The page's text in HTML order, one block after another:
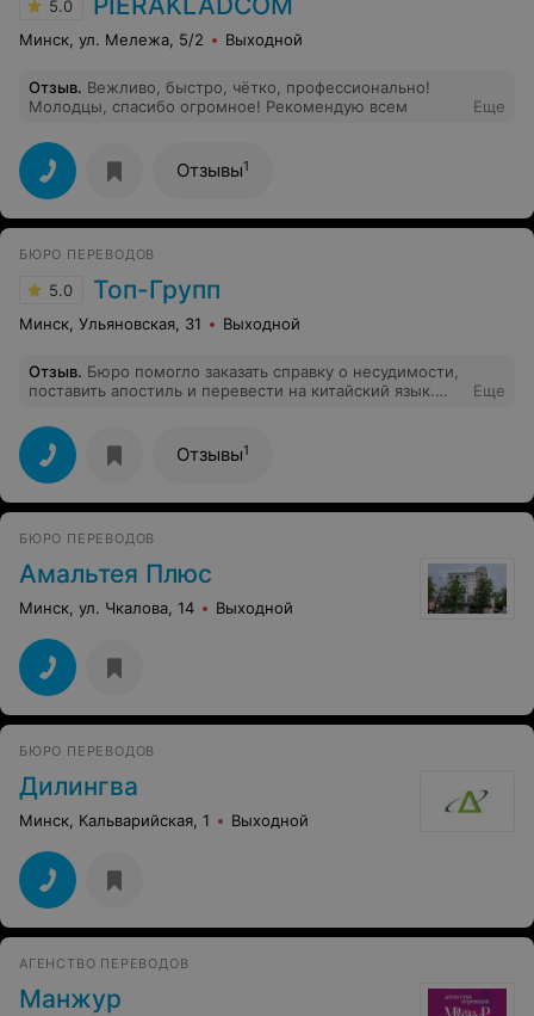
5.0
Минск, ул. Мележа, 5/2 Выходной
Отзыв. Вежливо, быстро, чётко, профессионально!
Молодцы, спасибо огромное! Рекомендую всем
Еще
Отзывы1
БЮРО ПЕРЕВОДОВ
5.0 Топ-Групп
Минск, Ульяновская, 31 Выходной
Отзыв. Бюро помогло заказать справку о несудимости,
поставить апостиль и перевести на китайский язык.
самой заниматься не было, надо было уезжать. Все
сделали как и договаривались. Очень выручили
Еще
Отзывы1
БЮРО ПЕРЕВОДОВ
Амальтея Плюс
Минск, ул. Чкалова, 14 Выходной
БЮРО ПЕРЕВОДОВ
Дилингва
Минск, Кальварийская, 1 Выходной
АГЕНСТВО ПЕРЕВОДОВ
Манжур